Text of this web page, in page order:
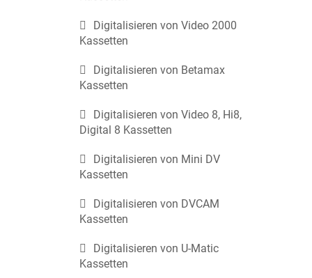
Digitalisieren von Video 2000
Kassetten
Digitalisieren von Betamax
Kassetten
Digitalisieren von Video 8, Hi8,
Digital 8 Kassetten
Digitalisieren von Mini DV
Kassetten
Digitalisieren von DVCAM
Kassetten
Digitalisieren von U-Matic
Kassetten